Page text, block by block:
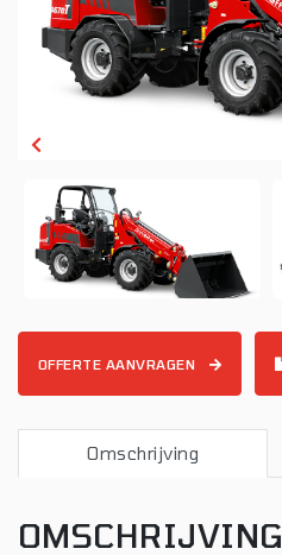
OFFERTE AANVRAGEN
Omschrijving
OMSCHRIJVING